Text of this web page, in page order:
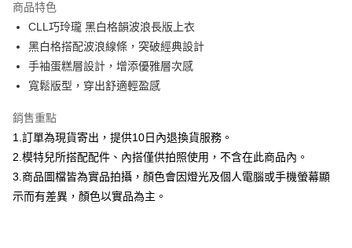
合作金庫商業銀行
華南商業銀行
彰化商業銀行
上海商業儲蓄銀行
台北富邦商業銀行
國泰世華商業銀行
兆豐國際商業銀行
臺灣中小企業銀行
聯邦商業銀行
元大商業銀行
永豐商業銀行
台新國際商業銀行
中國信託商業銀行
台灣樂天信用卡公司
超商取貨付款
LINE Pay
Apple Pay
悠遊付
Google Pay
大哥付你分期
商品特色
CLL巧玲瓏 黑白格韻波浪長版上衣
黑白格搭配波浪線條，突破經典設計
手袖蛋糕層設計，增添優雅層次感
寬鬆版型，穿出舒適輕盈感
銷售重點
1.訂單為現貨寄出，提供10日內退換貨服務。
2.模特兒所搭配配件、內搭僅供拍照使用，不含在此商品內。
3.商品圖檔皆為實品拍攝，顏色會因燈光及個人電腦或手機螢幕顯
示而有差異，顏色以實品為主。